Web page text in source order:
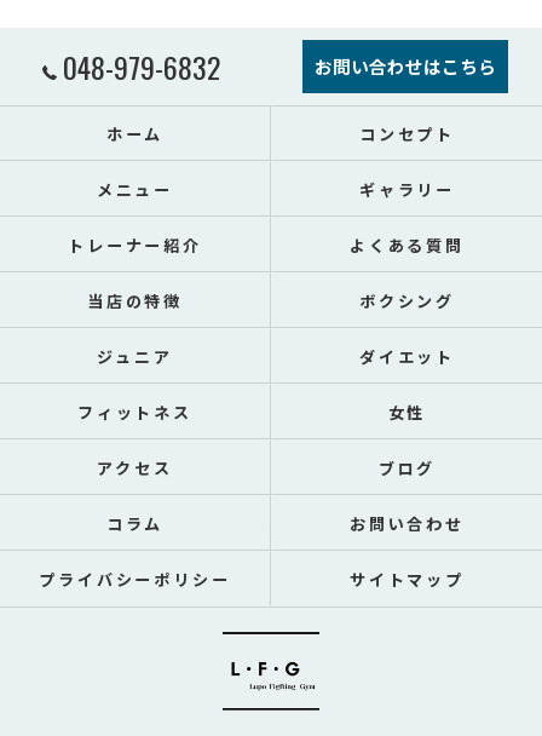
048-979-6832 お問い合わせはこちら
ホーム コンセプト
メニュー ギャラリー
トレーナー紹介 よくある質問
当店の特徴 ボクシング
ジュニア ダイエット
フィットネス 女性
アクセス ブログ
コラム お問い合わせ
プライバシーポリシー サイトマップ